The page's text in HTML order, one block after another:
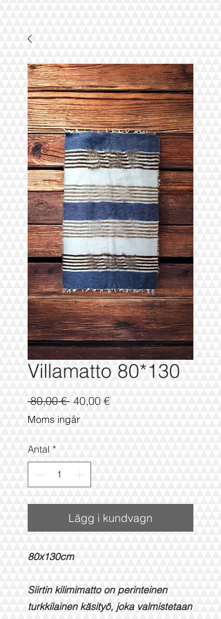
Villamatto 80*130
80,00 € Ordinarie
pris
40,00 €Reapris
Moms ingår
Antal *
Lägg i kundvagn
80x130cm
Siirtin kilimimatto on perinteinen
turkkilainen käsityö, joka valmistetaan